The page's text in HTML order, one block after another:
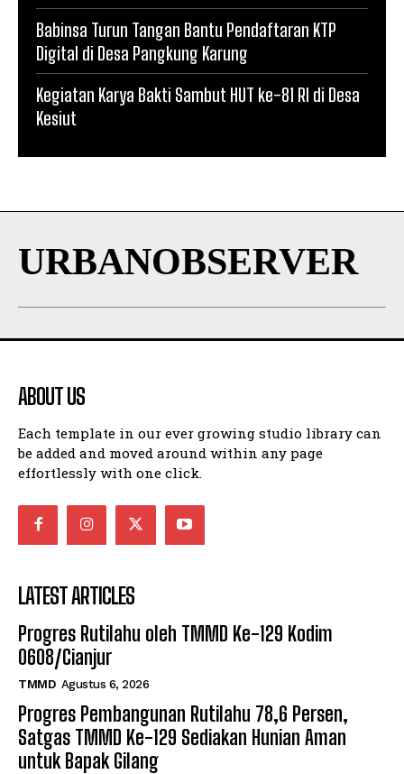
Babinsa Turun Tangan Bantu Pendaftaran KTP
Digital di Desa Pangkung Karung
Kegiatan Karya Bakti Sambut HUT ke-81 RI di Desa
Kesiut
URBANOBSERVER
ABOUT US
Each template in our ever growing studio library can
be added and moved around within any page
effortlessly with one click.
LATEST ARTICLES
Progres Rutilahu oleh TMMD Ke-129 Kodim
0608/Cianjur
TMMD Agustus 6, 2026
Progres Pembangunan Rutilahu 78,6 Persen,
Satgas TMMD Ke-129 Sediakan Hunian Aman
untuk Bapak Gilang